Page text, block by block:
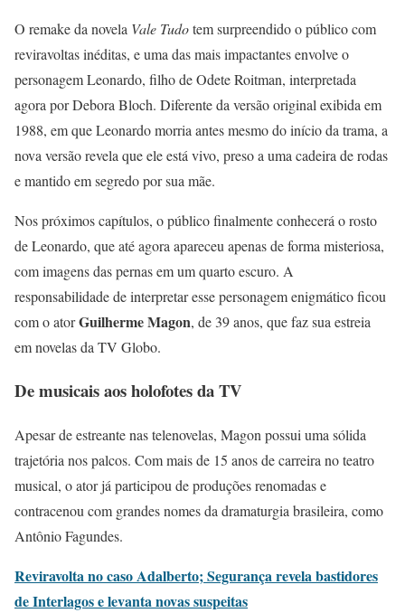
O remake da novela Vale Tudotem surpreendido o público com
reviravoltas inéditas, e uma das mais impactantes envolve o
personagem Leonardo, filho de Odete Roitman, interpretada
agora por Debora Bloch. Diferente da versão original exibida em
1988, em que Leonardo morria antes mesmo do início da trama, a
nova versão revela que ele está vivo, preso a uma cadeira de rodas
e mantido em segredo por sua mãe.
Nos próximos capítulos, o público finalmente conhecerá o rosto
de Leonardo, que até agora apareceu apenas de forma misteriosa,
com imagens das pernas em um quarto escuro. A
responsabilidade de interpretar esse personagem enigmático ficou
com o atorGuilherme Magon, de 39 anos, que faz sua estreia
em novelas da TV Globo.
De musicais aos holofotes da TV
Apesar de estreante nas telenovelas, Magon possui uma sólida
trajetória nos palcos. Com mais de 15 anos de carreira no teatro
musical, o ator já participou de produções renomadas e
contracenou com grandes nomes da dramaturgia brasileira, como
Antônio Fagundes.
Reviravolta no caso Adalberto; Segurança revela bastidores
de Interlagos e levanta novas suspeitas